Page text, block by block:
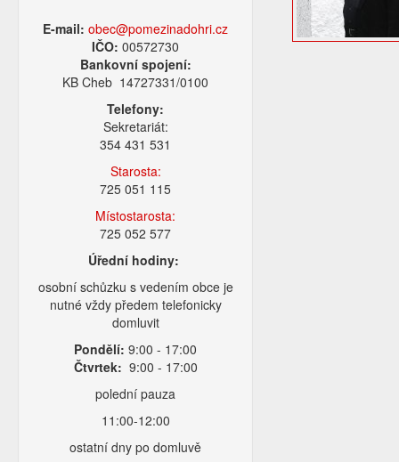
E-mail: obec@pomezinadohri.cz
IČO:00572730
Bankovní spojení:
KB Cheb 14727331/0100
Telefony:
Sekretariát:
354 431 531
Starosta:
725 051 115
Místostarosta:
725 052 577
Úřední hodiny:
osobní schůzku s vedením obce je
nutné vždy předem telefonicky
domluvit
Pondělí: 9:00 - 17:00
Čtvrtek: 9:00 - 17:00
polední pauza
11:00-12:00
ostatní dny po domluvě